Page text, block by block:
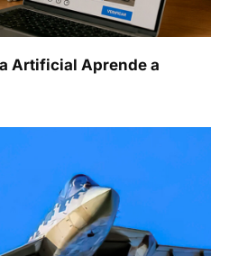
Artificial Aprende a